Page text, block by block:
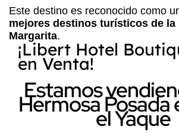
Este destino es reconocido como
mejores destinos turísticos de la
Margarita.
¡Libert Hotel
en Venta!
Estamos
Hermosa Posada
el Yaque